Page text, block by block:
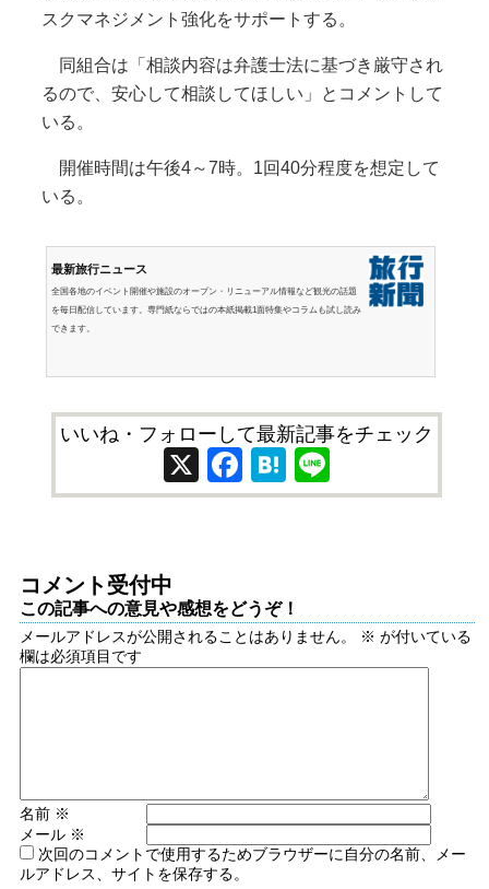
スクマネジメント強化をサポートする。
同組合は「相談内容は弁護士法に基づき厳守され
るので、安心して相談してほしい」とコメントして
いる。
開催時間は午後4～7時。1回40分程度を想定して
いる。
最新旅行ニュース
全国各地のイベント開催や施設のオープン・リニューアル情報など観光の話題
を毎日配信しています。専門紙ならではの本紙掲載1面特集やコラムも試し読み
できます。
いいね・フォローして最新記事をチェック
X Facebook
Hatena
コメント受付中
この記事への意見や感想をどうぞ！
メールアドレスが公開されることはありません。 ※ が付いている
欄は必須項目です
名前 ※
メール ※
次回のコメントで使用するためブラウザーに自分の名前、メー
ルアドレス、サイトを保存する。